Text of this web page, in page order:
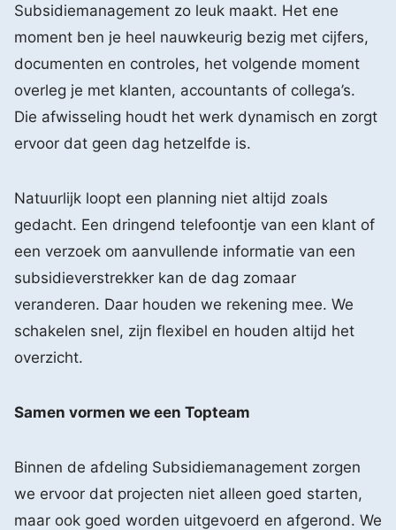
Subsidiemanagement zo leuk maakt. Het ene
moment ben je heel nauwkeurig bezig met cijfers,
documenten en controles, het volgende moment
overleg je met klanten, accountants of collega’s.
Die afwisseling houdt het werk dynamisch en zorgt
ervoor dat geen dag hetzelfde is.
Natuurlijk loopt een planning niet altijd zoals
gedacht. Een dringend telefoontje van een klant of
een verzoek om aanvullende informatie van een
subsidieverstrekker kan de dag zomaar
veranderen. Daar houden we rekening mee. We
schakelen snel, zijn flexibel en houden altijd het
overzicht.
Samen vormen we een Topteam
Binnen de afdeling Subsidiemanagement zorgen
we ervoor dat projecten niet alleen goed starten,
maar ook goed worden uitgevoerd en afgerond. We